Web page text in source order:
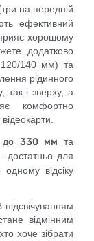
на передній
ефективний
хорошому
додатково
120/140 мм) та
рідинного
і зверху, а
комфортно
до 330 мм та
для
відсіку
відмінним
хоче зібрати